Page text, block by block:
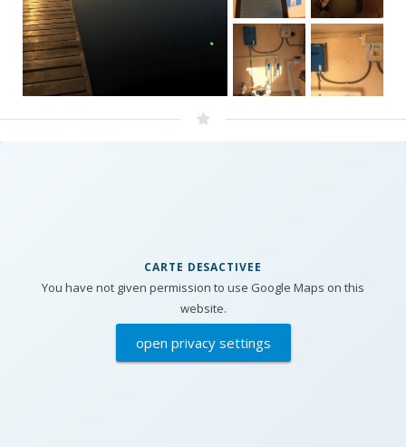
CARTE DESACTIVEE
You have not given permission to use Google Maps on this
website.
open privacy settings